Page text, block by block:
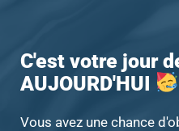
-15% offert des 60€
Accueil / Chevalière en pierre
C'est votre jour
AUJOURD'HUI
Vous avez une chance